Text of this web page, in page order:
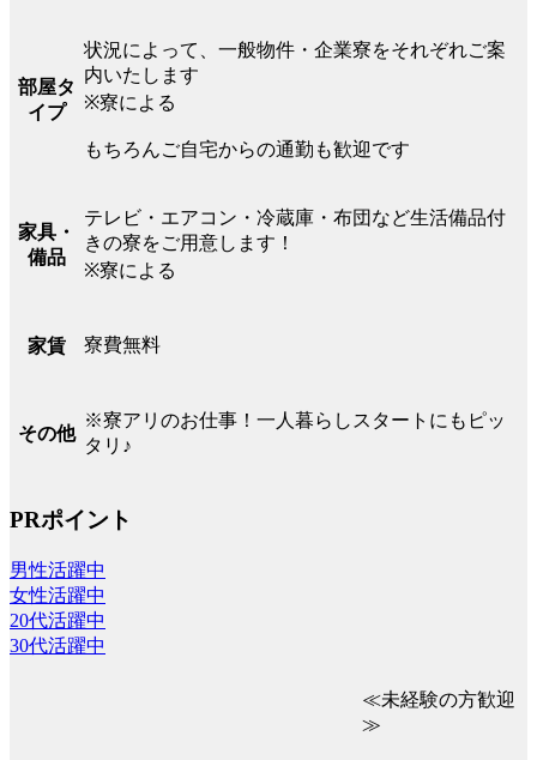
部屋タ
イプ
状況によって、一般物件・企業寮をそれぞれご案
内いたします
※寮による
もちろんご自宅からの通勤も歓迎です
家具・
備品
テレビ・エアコン・冷蔵庫・布団など生活備品付
きの寮をご用意します！
※寮による
家賃 寮費無料
その他
※寮アリのお仕事！一人暮らしスタートにもピッ
タリ♪
PRポイント
男性活躍中
女性活躍中
20代活躍中
30代活躍中
≪未経験の方歓迎
≫